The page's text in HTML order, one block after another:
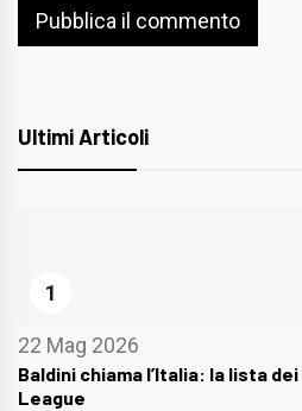
Ultimi Articoli
1
22 Mag 2026
Baldini chiama l’Italia: la lista
League